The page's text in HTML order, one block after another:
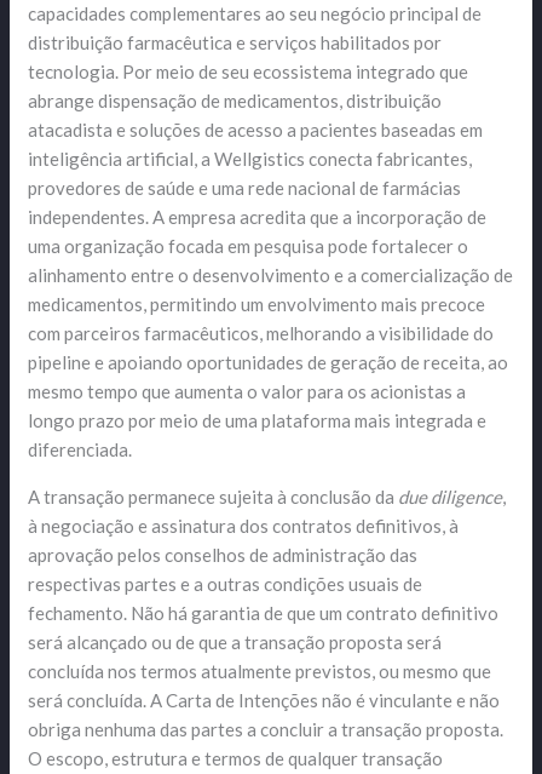
capacidades complementares ao seu negócio principal de
distribuição farmacêutica e serviços habilitados por
tecnologia. Por meio de seu ecossistema integrado que
abrange dispensação de medicamentos, distribuição
atacadista e soluções de acesso a pacientes baseadas em
inteligência artificial, a Wellgistics conecta fabricantes,
provedores de saúde e uma rede nacional de farmácias
independentes. A empresa acredita que a incorporação de
uma organização focada em pesquisa pode fortalecer o
alinhamento entre o desenvolvimento e a comercialização de
medicamentos, permitindo um envolvimento mais precoce
com parceiros farmacêuticos, melhorando a visibilidade do
pipeline e apoiando oportunidades de geração de receita, ao
mesmo tempo que aumenta o valor para os acionistas a
longo prazo por meio de uma plataforma mais integrada e
diferenciada.
A transação permanece sujeita à conclusão da due diligence,
à negociação e assinatura dos contratos definitivos, à
aprovação pelos conselhos de administração das
respectivas partes e a outras condições usuais de
fechamento. Não há garantia de que um contrato definitivo
será alcançado ou de que a transação proposta será
concluída nos termos atualmente previstos, ou mesmo que
será concluída. A Carta de Intenções não é vinculante e não
obriga nenhuma das partes a concluir a transação proposta.
O escopo, estrutura e termos de qualquer transação